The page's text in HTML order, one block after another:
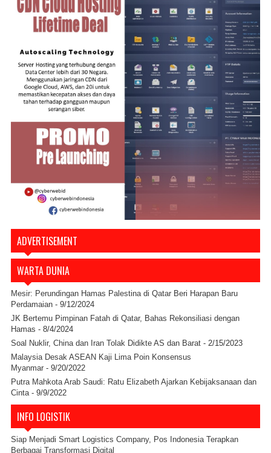
ADVERTISEMENT
WARTA DUNIA
Mesir: Perundingan Hamas Palestina di Qatar Beri Harapan Baru
Perdamaian - 9/12/2024
JK Bertemu Pimpinan Fatah di Qatar, Bahas Rekonsiliasi dengan
Hamas - 8/4/2024
Soal Nuklir, China dan Iran Tolak Didikte AS dan Barat - 2/15/2023
Malaysia Desak ASEAN Kaji Lima Poin Konsensus
Myanmar - 9/20/2022
Putra Mahkota Arab Saudi: Ratu Elizabeth Ajarkan Kebijaksanaan dan
Cinta - 9/9/2022
INFO LOGISTIK
Siap Menjadi Smart Logistics Company, Pos Indonesia Terapkan
Berbagai Transformasi Digital